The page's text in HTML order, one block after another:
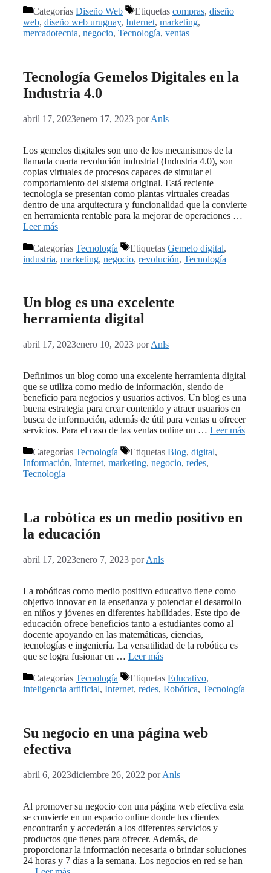
Categorías Diseño Web Etiquetas compras, diseño
web, diseño web uruguay, Internet, marketing,
mercadotecnia, negocio, Tecnología, ventas
Tecnología Gemelos Digitales en la
Industria 4.0
abril 17, 2023enero 17, 2023 porAnls
Los gemelos digitales son uno de los mecanismos de la
llamada cuarta revolución industrial (Industria 4.0), son
copias virtuales de procesos capaces de simular el
comportamiento del sistema original. Está reciente
tecnología se presentan como plantas virtuales creadas
dentro de una arquitectura y funcionalidad que la convierte
en herramienta rentable para la mejorar de operaciones …
Leer más
Categorías Tecnología Etiquetas Gemelo digital,
industria, marketing, negocio, revolución, Tecnología
Un blog es una excelente
herramienta digital
abril 17, 2023enero 10, 2023 porAnls
Definimos un blog como una excelente herramienta digital
que se utiliza como medio de información, siendo de
beneficio para negocios y usuarios activos. Un blog es una
buena estrategia para crear contenido y atraer usuarios en
busca de información, además de útil para ventas u ofrecer
servicios. Para el caso de las ventas online un … Leer más
Categorías Tecnología Etiquetas Blog, digital,
Información, Internet, marketing, negocio, redes,
Tecnología
La robótica es un medio positivo en
la educación
abril 17, 2023enero 7, 2023 porAnls
La robóticas como medio positivo educativo tiene como
objetivo innovar en la enseñanza y potenciar el desarrollo
en niños y jóvenes en diferentes habilidades. Este tipo de
educación ofrece beneficios tanto a estudiantes como al
docente apoyando en las matemáticas, ciencias,
tecnologías e ingeniería. La versatilidad de la robótica es
que se logra fusionar en … Leer más
Categorías Tecnología Etiquetas Educativo,
inteligencia artificial, Internet, redes, Robótica, Tecnología
Su negocio en una página web
efectiva
abril 6, 2023diciembre 26, 2022 porAnls
Al promover su negocio con una página web efectiva esta
se convierte en un espacio online donde tus clientes
encontrarán y accederán a los diferentes servicios y
productos que tienes para ofrecer. Además, de
proporcionar la información necesaria o brindar soluciones
24 horas y 7 días a la semana. Los negocios en red se han